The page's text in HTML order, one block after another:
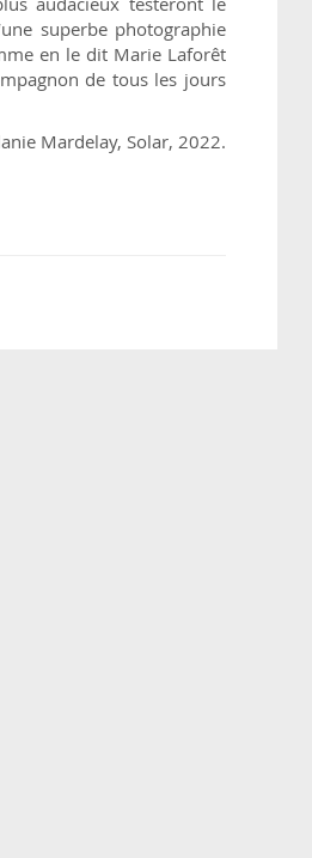
superbe photographie
en le dit Marie Laforêt
de tous les jours
Mardelay, Solar, 2022.